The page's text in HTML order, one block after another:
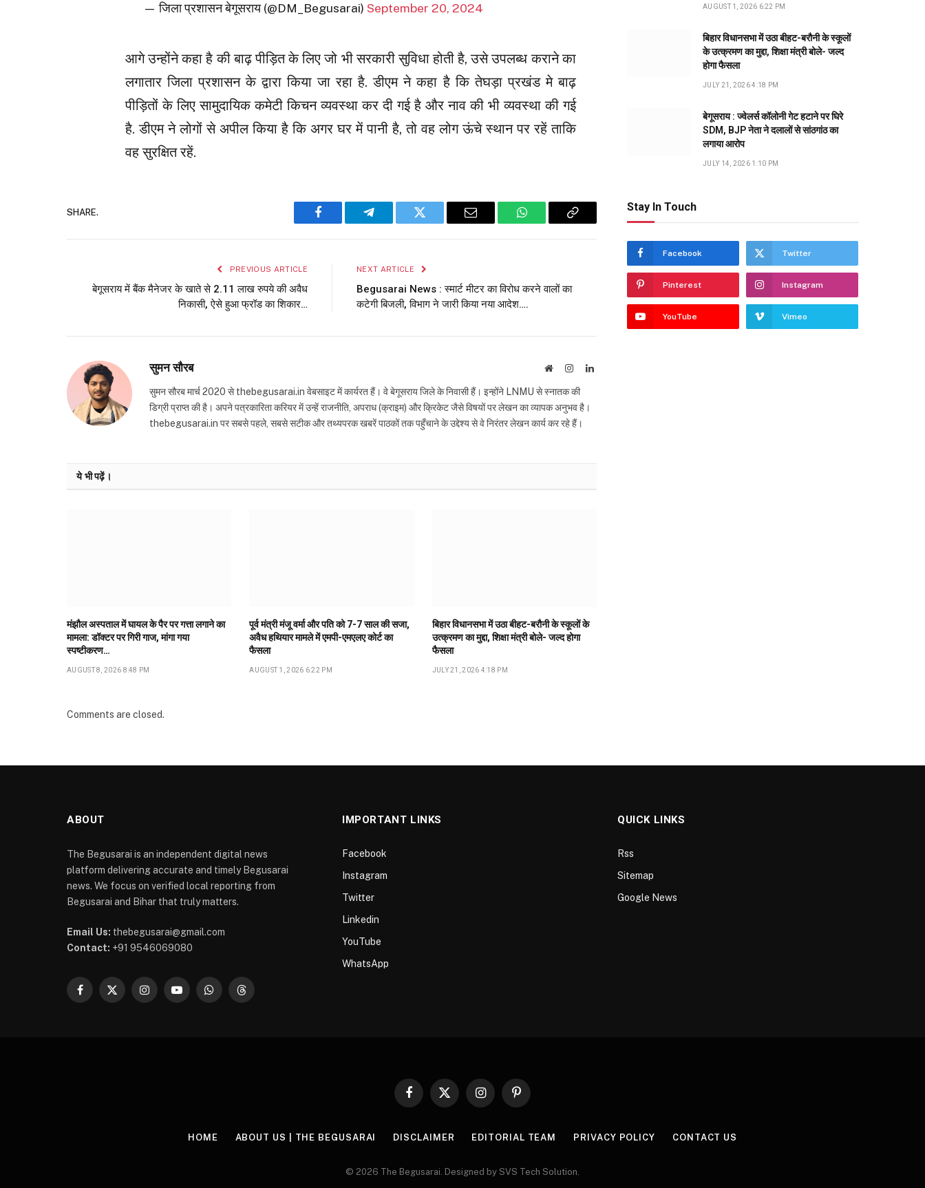
— जिला प्रशासन बेगूसराय (@DM_Begusarai)September 20, 2024
आगे उन्होंने कहा है की बाढ़ पीड़ित के लिए जो भी सरकारी सुविधा होती है, उसे उपलब्ध कराने का
लगातार जिला प्रशासन के द्वारा किया जा रहा है. डीएम ने कहा है कि तेघड़ा प्रखंड मे बाढ़
पीड़ितों के लिए सामुदायिक कमेटी किचन व्यवस्था कर दी गई है और नाव की भी व्यवस्था की गई
है. डीएम ने लोगों से अपील किया है कि अगर घर में पानी है, तो वह लोग ऊंचे स्थान पर रहें ताकि
वह सुरक्षित रहें.
SHARE.
Facebook Telegram Twitter Email WhatsAppCopy
PREVIOUS ARTICLE
बेगूसराय में बैंक मैनेजर के खाते से 2.11 लाख रुपये की अवैध
निकासी, ऐसे हुआ फ्रॉड का शिकार…
NEXT ARTICLE
Begusarai News : स्मार्ट मीटर का विरोध करने वालों का
कटेगी बिजली, विभाग ने जारी किया नया आदेश….
सुमन सौरब WebsiteInstagramLinkedIn
सुमन सौरब मार्च 2020 से thebegusarai.in वेबसाइट में कार्यरत हैं। वे बेगूसराय जिले के निवासी हैं। इन्होंने LNMU से स्नातक की
डिग्री प्राप्त की है। अपने पत्रकारिता करियर में उन्हें राजनीति, अपराध (क्राइम) और क्रिकेट जैसे विषयों पर लेखन का व्यापक अनुभव है।
thebegusarai.in पर सबसे पहले, सबसे सटीक और तथ्यपरक खबरें पाठकों तक पहुँचाने के उद्देश्य से वे निरंतर लेखन कार्य कर रहे हैं।
ये भी पढ़ें।
मंझौल अस्पताल में घायल के पैर पर गत्ता लगाने का
मामला: डॉक्टर पर गिरी गाज, मांगा गया
स्पष्टीकरण…
AUGUST 8, 2026 8:48 PM
पूर्व मंत्री मंजू वर्मा और पति को 7-7 साल की सजा,
अवैध हथियार मामले में एमपी-एमएलए कोर्ट का
फैसला
AUGUST 1, 2026 6:22 PM
बिहार विधानसभा में उठा बीहट-बरौनी के स्कूलों के
उत्क्रमण का मुद्दा, शिक्षा मंत्री बोले- जल्द होगा
फैसला
JULY 21, 2026 4:18 PM
Comments are closed.
AUGUST 1, 2026 6:22 PM
बिहार विधानसभा में उठा बीहट-बरौनी के स्कूलों
के उत्क्रमण का मुद्दा, शिक्षा मंत्री बोले- जल्द
होगा फैसला
JULY 21, 2026 4:18 PM
बेगूसराय : ज्वेलर्स कॉलोनी गेट हटाने पर घिरे
SDM, BJP नेता ने दलालों से सांठगांठ का
लगाया आरोप
JULY 14, 2026 1:10 PM
Stay In Touch
Facebook Twitter
Pinterest Instagram
YouTube Vimeo
ABOUT
The Begusarai is an independent digital news
platform delivering accurate and timely Begusarai
news. We focus on verified local reporting from
Begusarai and Bihar that truly matters.
Email Us: thebegusarai@gmail.com
Contact: +91 9546069080
Facebook
X
InstagramYouTubeWhatsAppThreads
IMPORTANT LINKS
Facebook
Instagram
Twitter
Linkedin
YouTube
WhatsApp
QUICK LINKS
Rss
Sitemap
Google News
Facebook
X
InstagramPinterest
HOME ABOUT US | THE BEGUSARAI DISCLAIMER EDITORIAL TEAM PRIVACY POLICY CONTACT US
© 2026 The Begusarai. Designed by SVS Tech Solution.